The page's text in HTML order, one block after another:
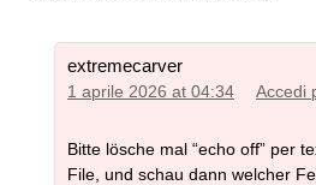
down to the bottom, and unselect
tiles from the list.
Notifiche per
extremecarver
1 aprile 2026 at 04:34 Accedi
Bitte lösche mal “echo off” per
File, und schau dann welcher